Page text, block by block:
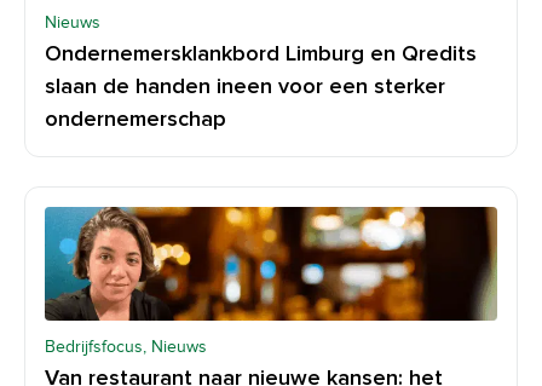
Nieuws
Ondernemersklankbord Limburg en Qredits
slaan de handen ineen voor een sterker
ondernemerschap
Bedrijfsfocus, Nieuws
Van restaurant naar nieuwe kansen: het